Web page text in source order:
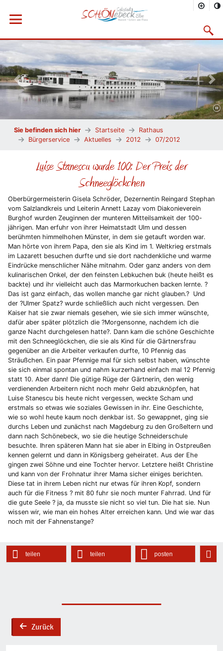
Menü öffnen
Vorheriges Bild
Sie befinden sich hier Startseite
Rathaus
Bürgerservice
Aktuelles 2012 07/2012
Luise Stanescu wurde 100: Der Preis der
Schneeglöckchen
Oberbürgermeisterin Gisela Schröder, Dezernentin Reingard Stephan
vom Salzlandkreis und Leiterin Annett Lazay vom Diakonieverein
Burghof wurden Zeuginnen der munteren Mitteilsamkeit der 100-
jährigen. Man erfuhr von ihrer Heimatstadt Ulm und dessen
berühmten himmelhohen Münster, in dem sie getauft worden war.
Man hörte von ihrem Papa, den sie als Kind im 1. Weltkrieg erstmals
im Lazarett besuchen durfte und sie dort nachdenkliche und warme
Eindrücke menschlicher Nähe mitnahm. Oder ganz anders von dem
kulinarischen Onkel, der den feinsten Lebkuchen buk (heute heißt es
backte) und ihr vielleicht auch das Marmorkuchen backen lernte. ?
Das ist ganz einfach, das wollen manche gar nicht glauben.? Und
der ?Ulmer Spatz? wurde schließlich auch nicht vergessen. Den
Kaiser hat sie zwar niemals gesehen, wie sie sich immer wünschte,
dafür aber später plötzlich die ?Morgensonne, nachdem ich die
ganze Nacht durchgelesen hatte?. Dann kam die schöne Geschichte
mit den Schneeglöckchen, die sie als Kind für die Gärtnersfrau
gegenüber an die Arbeiter verkaufen durfte, 10 Pfennig das
Sträußchen. Ein paar Pfennige mal für sich selbst haben, wünschte
sie sich einmal spontan und nahm kurzerhand einfach mal 12 Pfennig
statt 10. Aber dann! Die gütige Rüge der Gärtnerin, den wenig
verdienenden Arbeitern nicht noch mehr Geld abzuknöpfen, hat
Luise Stanescu bis heute nicht vergessen, weckte Scham und
erstmals so etwas wie soziales Gewissen in ihr. Eine Geschichte,
wie so wohl heute kaum noch denkbar ist. So gewappnet, ging sie
durchs Leben und zunächst nach Magdeburg zu den Großeltern und
dann nach Schönebeck, wo sie die heutige Schneiderschule
besuchte. Ihren späteren Mann hat sie aber in Elbing in Ostpreußen
kennen gelernt und dann in Königsberg geheiratet. Aus der Ehe
gingen zwei Söhne und eine Tochter hervor. Letztere heißt Christine
und kann von der Frohnatur ihrer Mama sicher einiges berichten.
Diese tat in ihrem Leben nicht nur etwas für ihren Kopf, sondern
auch für die Fitness ? mit 80 fuhr sie noch munter Fahrrad. Und für
die gute Seele ? ja, da musste sie nicht so viel tun. Die hat sie. Nun
wissen wir, wie man ein hohes Alter erreichen kann. Und wie war das
noch mit der Fahnenstange?
teilen teilen posten
backZurück